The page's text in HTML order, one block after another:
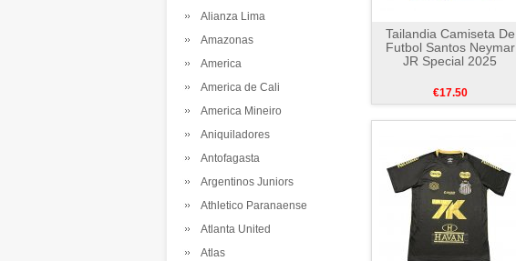
Alianza Lima
Amazonas
America
America de Cali
America Mineiro
Aniquiladores
Antofagasta
Argentinos Juniors
Athletico Paranaense
Atlanta United
Atlas
Tailandia Camiseta De
Futbol Santos Neymar
JR Special 2025
€17.50